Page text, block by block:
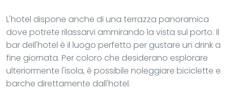
L'hotel dispone anche di una terrazza panoramica
dove potrete rilassarvi ammirando la vista sul porto. Il
bar dell'hotel è il luogo perfetto per gustare un drink a
fine giornata. Per coloro che desiderano esplorare
ulteriormente l'isola, è possibile noleggiare biciclette e
barche direttamente dall'hotel.